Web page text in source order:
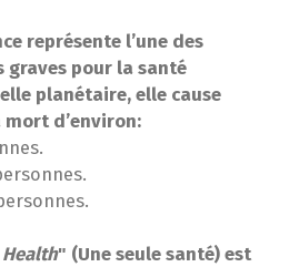
représente l’une des
graves pour la santé
planétaire, elle cause
mort d’environ:
Health" (Une seule santé) est